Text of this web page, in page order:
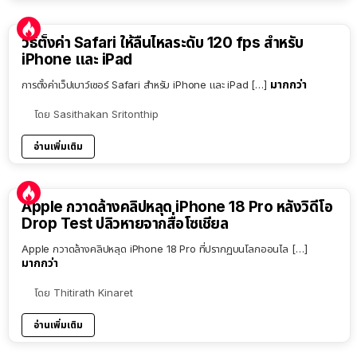
วิธีตั้งค่า Safari ให้ลื่นไหลระดับ 120 fps สำหรับ
iPhone และ iPad
การตั้งค่าเว็ปเบาว์เซอร์ Safari สำหรับ iPhone และ iPad […] มากกว่า
โดย Sasithakan Sritonthip
อ่านเพิ่มเติม
Apple กวาดล้างคลิปหลุด iPhone 18 Pro หลังวิดีโอ
Drop Test ปลิวหายจากสื่อโซเชียล
Apple กวาดล้างคลิปหลุด iPhone 18 Pro ที่ปรากฏบนโลกออนไล […]
มากกว่า
โดย Thitirath Kinaret
อ่านเพิ่มเติม